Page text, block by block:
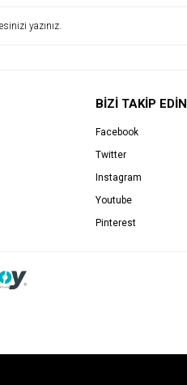
BİZİ TAKİP EDİN
Facebook
Twitter
Instagram
Youtube
Pinterest